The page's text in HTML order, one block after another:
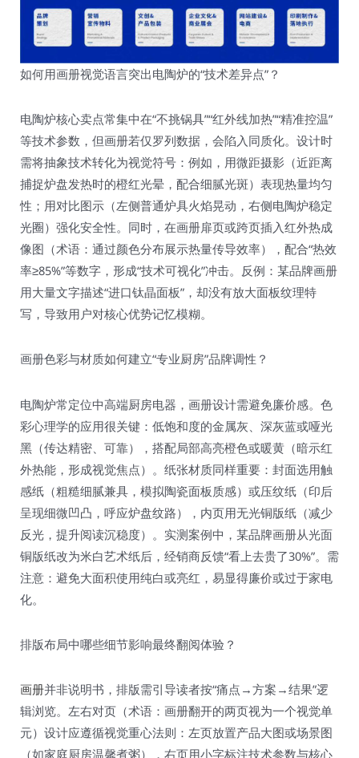
如何用画册视觉语言突出电陶炉的“技术差异点”？
电陶炉核心卖点常集中在“不挑锅具”“红外线加热”“精准控温”
等技术参数，但画册若仅罗列数据，会陷入同质化。设计时
需将抽象技术转化为视觉符号：例如，用微距摄影（近距离
捕捉炉盘发热时的橙红光晕，配合细腻光斑）表现热量均匀
性；用对比图示（左侧普通炉具火焰晃动，右侧电陶炉稳定
光圈）强化安全性。同时，在画册扉页或跨页插入红外热成
像图（术语：通过颜色分布展示热量传导效率），配合“热效
率≥85%”等数字，形成“技术可视化”冲击。反例：某品牌画册
用大量文字描述“进口钛晶面板”，却没有放大面板纹理特
写，导致用户对核心优势记忆模糊。
画册色彩与材质如何建立“专业厨房”品牌调性？
电陶炉常定位中高端厨房电器，画册设计需避免廉价感。色
彩心理学的应用很关键：低饱和度的金属灰、深灰蓝或哑光
黑（传达精密、可靠），搭配局部高亮橙色或暖黄（暗示红
外热能，形成视觉焦点）。纸张材质同样重要：封面选用触
感纸（粗糙细腻兼具，模拟陶瓷面板质感）或压纹纸（印后
呈现细微凹凸，呼应炉盘纹路），内页用无光铜版纸（减少
反光，提升阅读沉稳度）。实测案例中，某品牌画册从光面
铜版纸改为米白艺术纸后，经销商反馈“看上去贵了30%”。需
注意：避免大面积使用纯白或亮红，易显得廉价或过于家电
化。
排版布局中哪些细节影响最终翻阅体验？
画册并非说明书，排版需引导读者按“痛点→方案→结果”逻
辑浏览。左右对页（术语：画册翻开的两页视为一个视觉单
元）设计应遵循视觉重心法则：左页放置产品大图或场景图
（如家庭厨房温馨煮粥），右页用小字标注技术参数与核心